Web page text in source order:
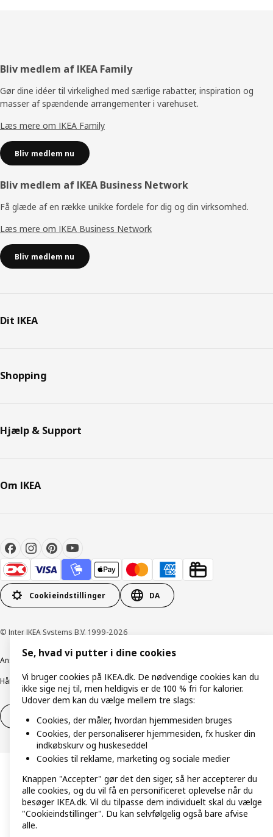
Footer
Bliv medlem af IKEA Family
Gør dine idéer til virkelighed med særlige rabatter, inspiration og
masser af spændende arrangementer i varehuset.
Læs mere om IKEA Family
Bliv medlem nu
Bliv medlem af IKEA Business Network
Få glæde af en række unikke fordele for dig og din virksomhed.
Læs mere om IKEA Business Network
Bliv medlem nu
Dit IKEA
Shopping
Hjælp & Support
Om IKEA
Cookieindstillinger DA
© Inter IKEA Systems B.V. 1999-2026
Ansvarlig rapportering
Håndtering af persondata Salgs- og leveringsbetingelser
Fortryd dit køb Fortryd dit køb af service
Se, hvad vi putter i dine cookies
Vi bruger cookies på IKEA.dk. De nødvendige cookies kan du
ikke sige nej til, men heldigvis er de 100 % fri for kalorier.
Udover dem kan du vælge mellem tre slags:
Cookies, der måler, hvordan hjemmesiden bruges
Cookies, der personaliserer hjemmesiden, fx husker din
indkøbskurv og huskeseddel
Cookies til reklame, marketing og sociale medier
Knappen "Accepter" gør det den siger, så her accepterer du
alle cookies, og du vil få en personificeret oplevelse når du
besøger IKEA.dk. Vil du tilpasse dem individuelt skal du vælge
"Cookieindstillinger". Du kan selvfølgelig også bare afvise
alle.